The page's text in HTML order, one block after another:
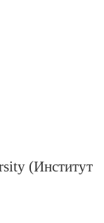
(Институт